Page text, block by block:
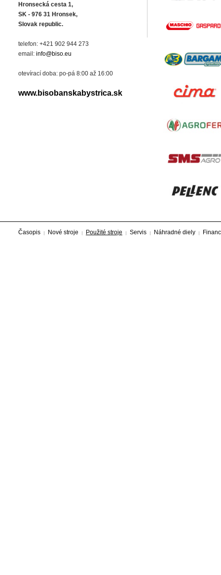
Hronsecká cesta 1,
SK - 976 31 Hronsek,
Slovak republic.
telefon: +421 902 944 273
email: info@biso.eu
otevírací doba: po-pá 8:00 až 16:00
www.bisobanskabystrica.sk
Časopis Nové stroje Použité stroje Servis Náhradné diely